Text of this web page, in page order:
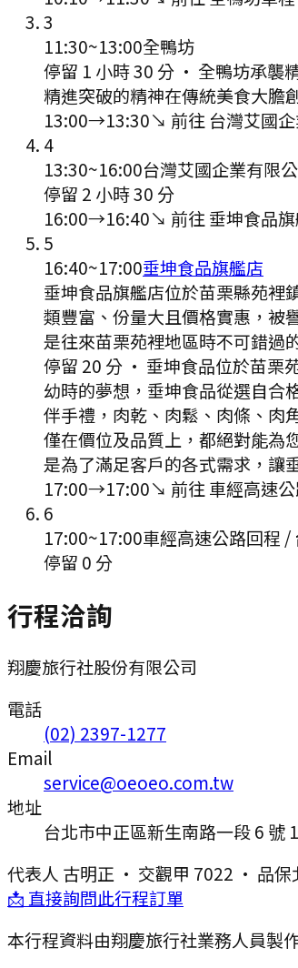
3
11:30~13:00全鴨坊
停留 1 小時 30 分 · 全鴨坊承襲
精進突破的精神在傳統美食大膽
13:00→13:30↘ 前往 台灣艾國
4
13:30~16:00台灣艾國企業有限
停留 2 小時 30 分
16:00→16:40↘ 前往 垂坤食品
5
16:40~17:00垂坤食品旗艦店
垂坤食品旗艦店位於苗栗縣苑裡
類豐富、份量大且價格實惠，被
是往來苗栗苑裡地區時不可錯過
停留 20 分 · 垂坤食品位於苗栗
幼時的夢想，垂坤食品從選自合
伴手禮，肉乾、肉鬆、肉條、肉
僅在價位及品質上，都絕對能為
是為了滿足客戶的各式需求，讓
17:00→17:00↘ 前往 車經高速
6
17:00~17:00車經高速公路回程 /
停留 0 分
行程洽詢
翔慶旅行社股份有限公司
電話
(02) 2397-1277
Email
service@oeoeo.com.tw
地址
台北市中正區新生南路一段 6 號
代表人 古明正 · 交觀甲 7022 · 品保
📩 直接詢問此行程訂單
本行程資料由翔慶旅行社業務人員製